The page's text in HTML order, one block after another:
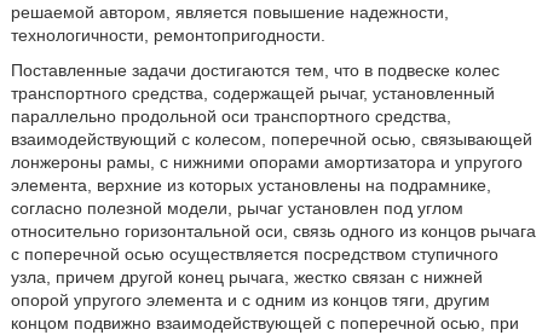
решаемой автором, является повышение надежности,
технологичности, ремонтопригодности.
Поставленные задачи достигаются тем, что в подвеске колес
транспортного средства, содержащей рычаг, установленный
параллельно продольной оси транспортного средства,
взаимодействующий с колесом, поперечной осью, связывающей
лонжероны рамы, с нижними опорами амортизатора и упругого
элемента, верхние из которых установлены на подрамнике,
согласно полезной модели, рычаг установлен под углом
относительно горизонтальной оси, связь одного из концов рычага
с поперечной осью осуществляется посредством ступичного
узла, причем другой конец рычага, жестко связан с нижней
опорой упругого элемента и с одним из концов тяги, другим
концом подвижно взаимодействующей с поперечной осью, при